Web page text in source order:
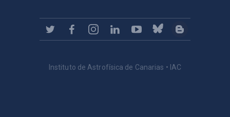
Instituto de Astrofísica de Canarias • IAC